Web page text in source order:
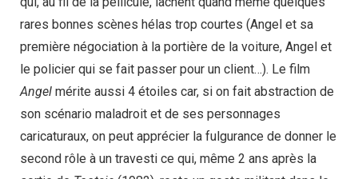
rares bonnes scènes hélas trop courtes (Angel et sa
première négociation à la portière de la voiture, Angel et
le policier qui se fait passer pour un client…). Le film
Angel mérite aussi 4 étoiles car, si on fait abstraction de
son scénario maladroit et de ses personnages
caricaturaux, on peut apprécier la fulgurance de donner le
second rôle à un travesti ce qui, même 2 ans après la